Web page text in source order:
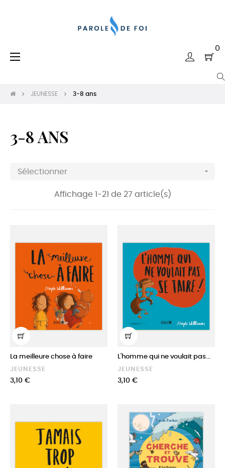
0
Basculer
☰
JEUNESSE 3-8 ans
3-8 ANS
Sélectionner 
Affichage 1-21 de 27 article(s)
La meilleure chose à faire
JEUNESSE
Prix
3,10 €
L'homme qui ne voulait pas...
JEUNESSE
Prix
3,10 €